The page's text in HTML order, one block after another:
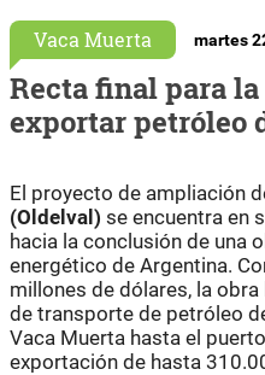
Vaca Muerta martes
Recta final para
exportar petróleo
El proyecto de ampliación
(Oldelval) se encuentra en
hacia la conclusión de una
energético de Argentina.
millones de dólares, la
de transporte de petróleo
Vaca Muerta hasta el
exportación de hasta